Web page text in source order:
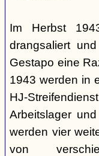
Im Herbst
drangsaliert
Gestapo eine
1943 werden in
HJ-
Arbeitslager
werden vier
von